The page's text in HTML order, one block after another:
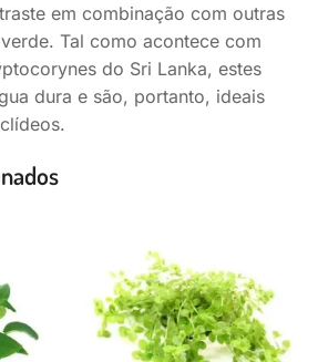
em combinação com outras
Tal como acontece com
do Sri Lanka, estes
dura e são, portanto, ideais